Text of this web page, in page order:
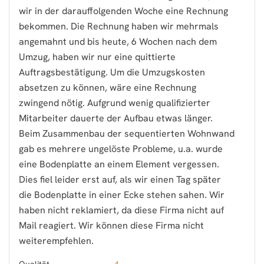
wir in der darauffolgenden Woche eine Rechnung
bekommen. Die Rechnung haben wir mehrmals
angemahnt und bis heute, 6 Wochen nach dem
Umzug, haben wir nur eine quittierte
Auftragsbestätigung. Um die Umzugskosten
absetzen zu können, wäre eine Rechnung
zwingend nötig. Aufgrund wenig qualifizierter
Mitarbeiter dauerte der Aufbau etwas länger.
Beim Zusammenbau der sequentierten Wohnwand
gab es mehrere ungelöste Probleme, u.a. wurde
eine Bodenplatte an einem Element vergessen.
Dies fiel leider erst auf, als wir einen Tag später
die Bodenplatte in einer Ecke stehen sahen. Wir
haben nicht reklamiert, da diese Firma nicht auf
Mail reagiert. Wir können diese Firma nicht
weiterempfehlen.